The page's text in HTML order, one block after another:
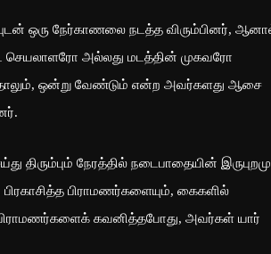
ஒரு நேர்காணலை நடத்த விரும்பினர்,
செயலாளரோ அல்லது மடத்தின் முகவரோ
ஒன்று வேண்டும் என்ற அவர்களது ஆசை
நேரத்தில் நடைபாதையின்
பிராமணர்களையும், கைகளில்
பிராமணர்களைக் கவனித்தபோது, ​​அவர்கள் யார்